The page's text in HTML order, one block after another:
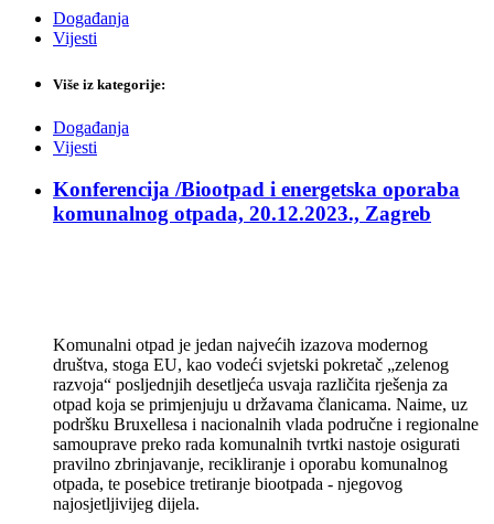
Događanja
Vijesti
Više iz kategorije:
Događanja
Vijesti
Konferencija /Biootpad i energetska oporaba
komunalnog otpada, 20.12.2023., Zagreb
Komunalni otpad je jedan najvećih izazova modernog
društva, stoga EU, kao vodeći svjetski pokretač „zelenog
razvoja“ posljednjih desetljeća usvaja različita rješenja za
otpad koja se primjenjuju u državama članicama. Naime, uz
podršku Bruxellesa i nacionalnih vlada područne i regionalne
samouprave preko rada komunalnih tvrtki nastoje osigurati
pravilno zbrinjavanje, recikliranje i oporabu komunalnog
otpada, te posebice tretiranje biootpada - njegovog
najosjetljivijeg dijela.